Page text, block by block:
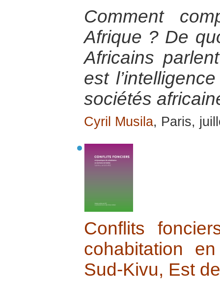
Comment
Afrique ? De
Africains
est
sociétés
Cyril Musila, Paris,
Conflits
cohabitation
Sud-Kivu, Est